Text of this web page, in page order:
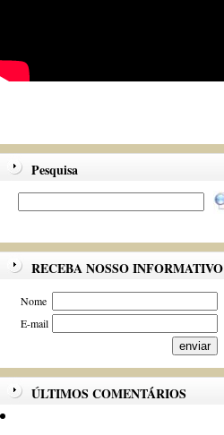
Pesquisa
RECEBA NOSSO INFORMATIVO
Nome
E-mail
ÚLTIMOS COMENTÁRIOS